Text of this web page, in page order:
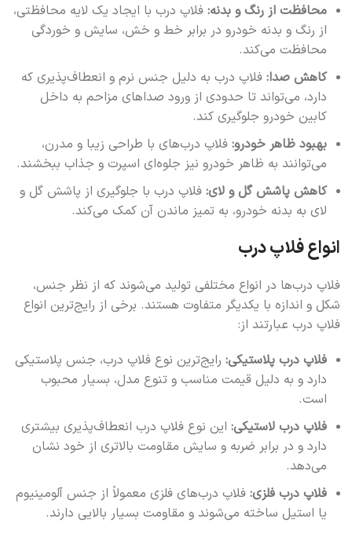
محافظت از رنگ و بدنه: فلاپ درب با ایجاد یک لایه محافظتی،
از رنگ و بدنه خودرو در برابر خط و خش، سایش و خوردگی
محافظت می‌کند.
کاهش صدا: فلاپ درب به دلیل جنس نرم و انعطاف‌پذیری که
دارد، می‌تواند تا حدودی از ورود صداهای مزاحم به داخل
کابین خودرو جلوگیری کند.
بهبود ظاهر خودرو: فلاپ درب‌های با طراحی زیبا و مدرن،
می‌توانند به ظاهر خودرو نیز جلوه‌ای اسپرت و جذاب ببخشند.
کاهش پاشش گل و لای: فلاپ درب با جلوگیری از پاشش گل و
لای به بدنه خودرو، به تمیز ماندن آن کمک می‌کند.
انواع فلاپ درب
فلاپ درب‌ها در انواع مختلفی تولید می‌شوند که از نظر جنس،
شکل و اندازه با یکدیگر متفاوت هستند. برخی از رایج‌ترین انواع
فلاپ درب عبارتند از:
فلاپ درب پلاستیکی: رایج‌ترین نوع فلاپ درب، جنس پلاستیکی
دارد و به دلیل قیمت مناسب و تنوع مدل، بسیار محبوب
است.
فلاپ درب لاستیکی: این نوع فلاپ درب انعطاف‌پذیری بیشتری
دارد و در برابر ضربه و سایش مقاومت بالاتری از خود نشان
می‌دهد.
فلاپ درب فلزی: فلاپ درب‌های فلزی معمولاً از جنس آلومینیوم
یا استیل ساخته می‌شوند و مقاومت بسیار بالایی دارند.